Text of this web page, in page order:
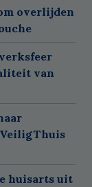
overlijden
van
huisarts uit